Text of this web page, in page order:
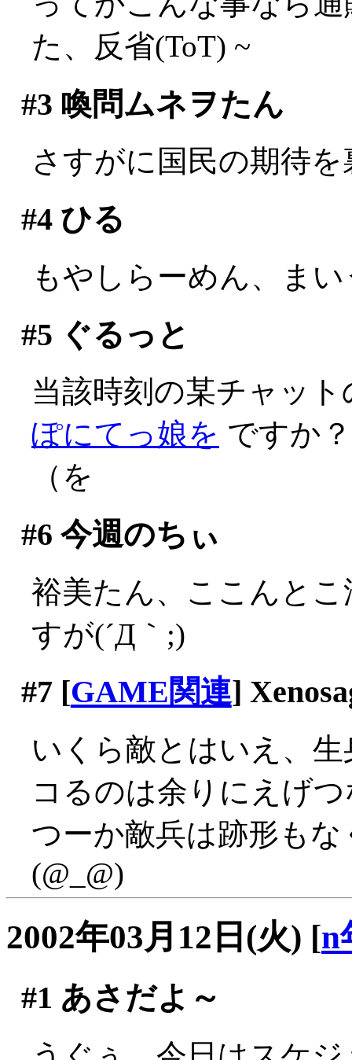
た、反省(ToT) ~
#3 喚問ムネヲたん
さすがに国民の期待
#4ひる
もやしらーめん、ま
#5 ぐるっと
当該時刻の某チャッ
ぽにてっ娘を ですか
（を
#6 今週のちぃ
裕美たん、ここんと
すが(´Д｀;)
#7 [GAME関連]
いくら敵とはいえ、
コるのは余りにえげ
つーか敵兵は跡形も
(@_@)
2002年03月12日(火) [n
#1 あさだよ～